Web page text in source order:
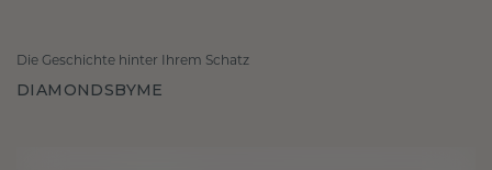
Die Geschichte hinter Ihrem Schatz
DIAMONDSBYME